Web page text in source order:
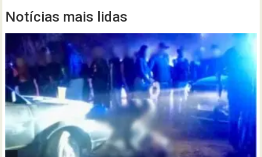
Notícias mais lidas